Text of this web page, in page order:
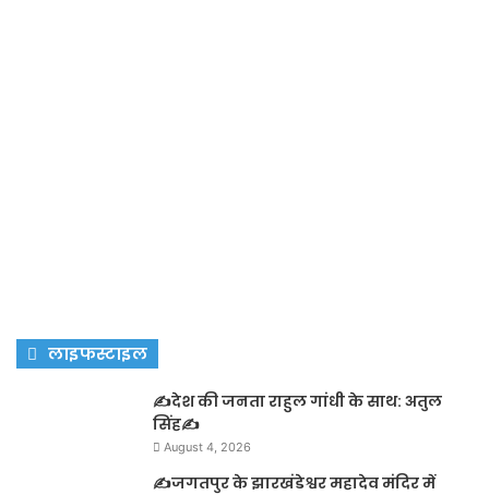
लाइफस्टाइल
✍️देश की जनता राहुल गांधी के साथ: अतुल
सिंह✍️
August 4, 2026
✍️जगतपुर के झारखंडेश्वर महादेव मंदिर में